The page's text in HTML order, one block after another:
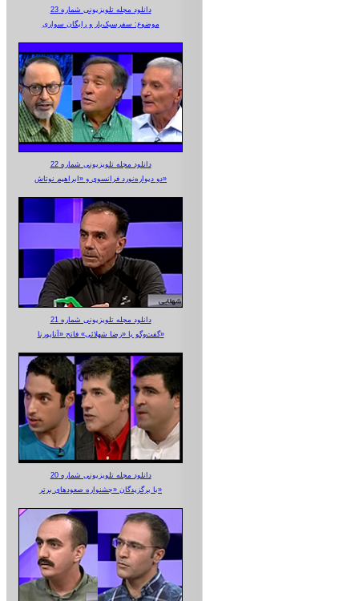
دانلود مجله تلویزیونی شماره 23
موضوع: سفرسبک‌بار و رایگان سواری
دانلود مجله تلویزیونی شماره 22
دو دیواره‌نورد فرانسوی و «ابراهیم نوتاش»
دانلود مجله تلویزیونی شماره 21
گفت‌وگو با «رضا شهلائی» فاتح «آناپورنا»
دانلود مجله تلویزیونی شماره 20
با برگزیدگان «جشنواره صعودهای برتر»